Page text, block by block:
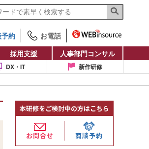
約
お電話
採用支援 人事部門コンサル
DX・IT 新作研修
本研修をご検討中の方はこちら
お問合せ 商談予約